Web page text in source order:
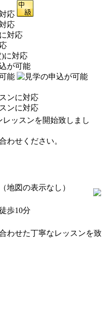
レッスンを開始致しまし
わせください。
地図の表示なし）
歩10分
わせた丁寧なレッスンを致